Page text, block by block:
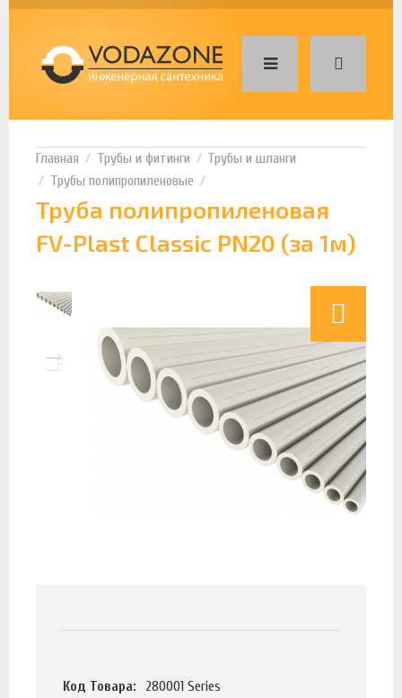
Трубы и фитинги
Трубы и шланги
Трубы полипропиленовые
Труба полипропиленовая
FV-Plast Classic PN20 (за 1м)
Код Товара:
280001 Series